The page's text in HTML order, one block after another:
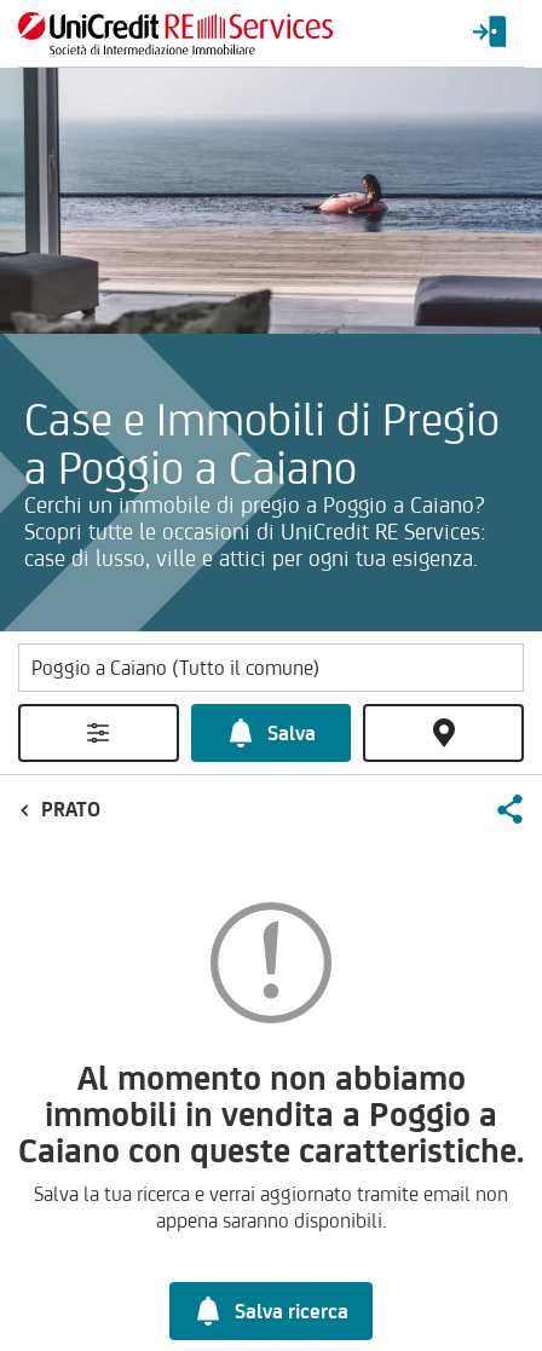
Case e Immobili di Pregio
a Poggio a Caiano
Cerchi un immobile di pregio a Poggio a Caiano?
Scopri tutte le occasioni di UniCredit RE Services:
case di lusso, ville e attici per ogni tua esigenza.
Salva
PRATO
Al momento non abbiamo
immobili in vendita a Poggio a
Caiano con queste caratteristiche.
Salva la tua ricerca e verrai aggiornato tramite email non
appena saranno disponibili.
Salva ricerca